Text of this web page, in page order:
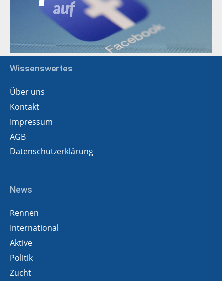
Wissenswertes
Über uns
Kontakt
Impressum
AGB
Datenschutzerklärung
News
Rennen
International
Aktive
Politik
Zucht